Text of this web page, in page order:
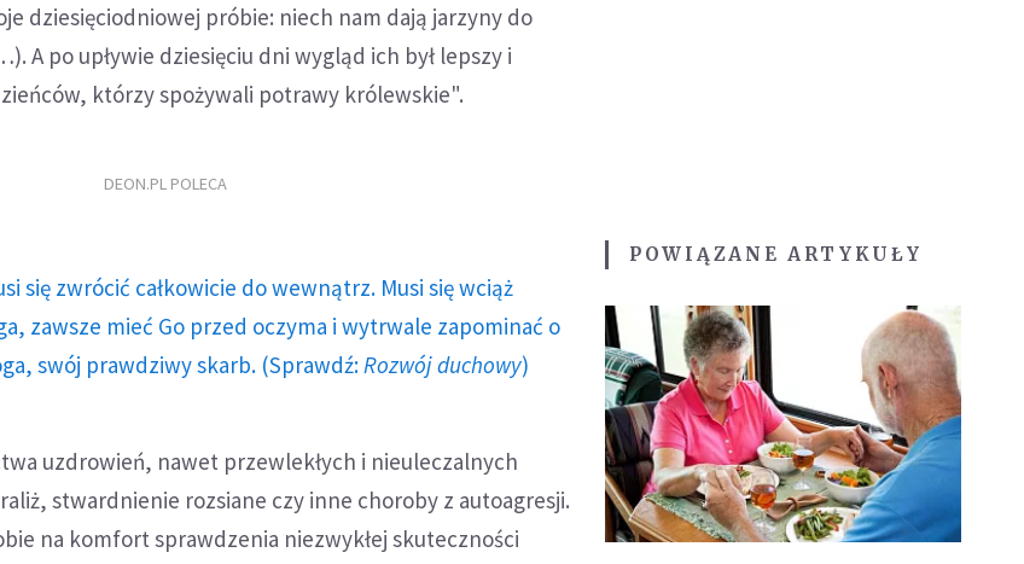
dziesięciodniowej próbie: niech nam dają jarzyny do
A po upływie dziesięciu dni wygląd ich był lepszy i
którzy spożywali potrawy królewskie".
DEON.PL POLECA
się zwrócić całkowicie do wewnątrz. Musi się wciąż
zawsze mieć Go przed oczyma i wytrwale zapominać o
swój prawdziwy skarb. (Sprawdź: Rozwój duchowy)
uzdrowień, nawet przewlekłych i nieuleczalnych
stwardnienie rozsiane czy inne choroby z autoagresji.
na komfort sprawdzenia niezwykłej skuteczności
POWIĄZANE ARTYKUŁY